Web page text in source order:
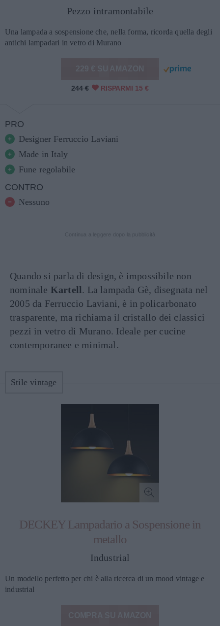
Pezzo intramontabile
Una lampada a sospensione che, nella forma, ricorda quella degli
antichi lampadari in vetro di Murano
244 € RISPARMI 15 €
PRO
Designer Ferruccio Laviani
Made in Italy
Fune regolabile
CONTRO
Nessuno
Quando si parla di design, è impossibile non
nominale Kartell. La lampada Gè, disegnata nel
2005 da Ferruccio Laviani, è in policarbonato
trasparente, ma richiama il cristallo dei classici
pezzi in vetro di Murano. Ideale per cucine
contemporanee e minimal.
Stile vintage
DECKEY Lampadario a Sospensione in
metallo
Industrial
Un modello perfetto per chi è alla ricerca di un mood vintage e
industrial